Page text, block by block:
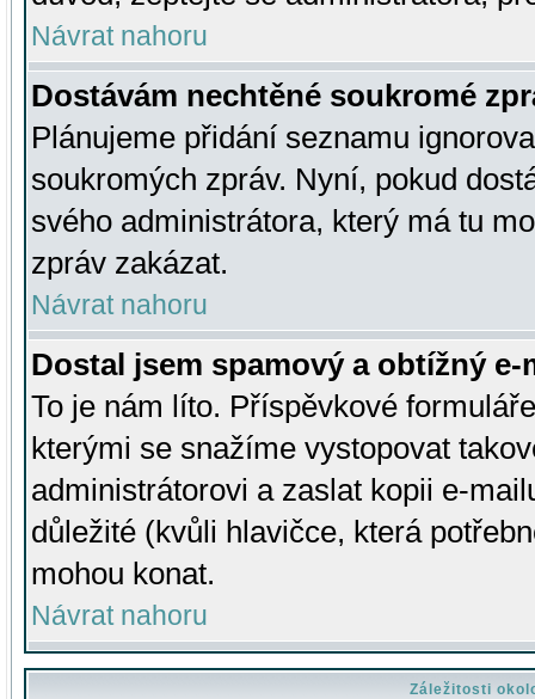
Návrat nahoru
Dostávám nechtěné soukromé
Plánujeme přidání seznamu
soukromých zpráv. Nyní, pokud
svého administrátora, který má tu
zpráv zakázat.
Návrat nahoru
Dostal jsem spamový a obtížný
To je nám líto. Příspěvkové
kterými se snažíme vystopovat
administrátorovi a zaslat kopii e-
důležité (kvůli hlavičce, která
mohou konat.
Návrat nahoru
Záležitosti